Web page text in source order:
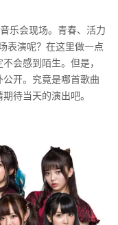
乐会现场。青春、活力
表演呢？在这里做一点
会感到陌生。但是，
开。究竟是哪首歌曲
待当天的演出吧。